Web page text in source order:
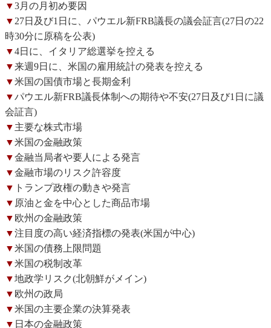
▼3月の月初め要因
▼27日及び1日に、パウエル新FRB議長の議会証言(27日の22
時30分に原稿を公表)
▼4日に、イタリア総選挙を控える
▼来週9日に、米国の雇用統計の発表を控える
▼米国の国債市場と長期金利
▼パウエル新FRB議長体制への期待や不安(27日及び1日に議
会証言)
▼ 主要な株式市場
▼米国の金融政策
▼金融当局者や要人による発言
▼金融市場のリスク許容度
▼ トランプ政権の動きや発言
▼ 原油と金を中心とした商品市場
▼ 欧州の金融政策
▼注目度の高い経済指標の発表(米国が中心)
▼米国の債務上限問題
▼米国の税制改革
▼地政学リスク(北朝鮮がメイン)
▼ 欧州の政局
▼米国の主要企業の決算発表
▼ 日本の金融政策